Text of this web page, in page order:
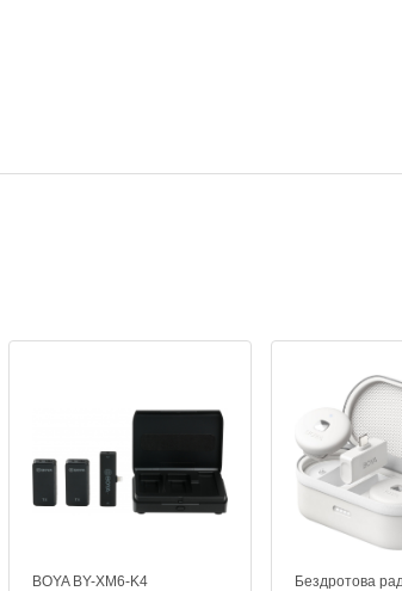
BOYA BY-XM6-K4
Бездротова